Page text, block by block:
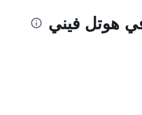
هوتل فيني